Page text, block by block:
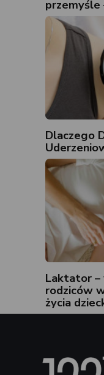
przemyśle
Dlaczego
Laktator –
rodziców
życia